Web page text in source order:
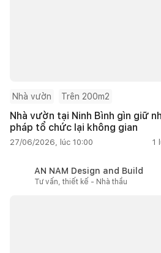
Nhà vườn Trên 200m2
Nhà vườn tại Ninh Bình gìn giữ
pháp tổ chức lại không gian
27/06/2026, lúc 10:00 1
AN NAM Design and Build
Tư vấn, thiết kế - Nhà thầu